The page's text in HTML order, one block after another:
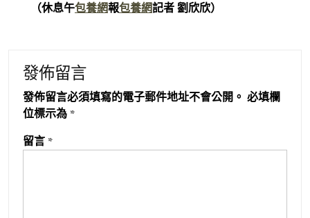
（休息午包養網報包養網記者 劉欣欣）
發佈留言
發佈留言必須填寫的電子郵件地址不會公開。 必填欄
位標示為 *
留言 *